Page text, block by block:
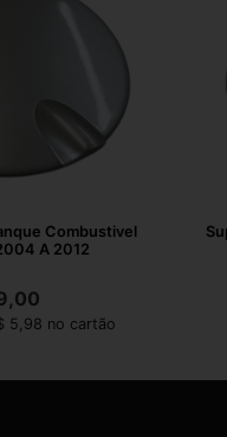
Combustivel
A 2012
5,98 no cartão